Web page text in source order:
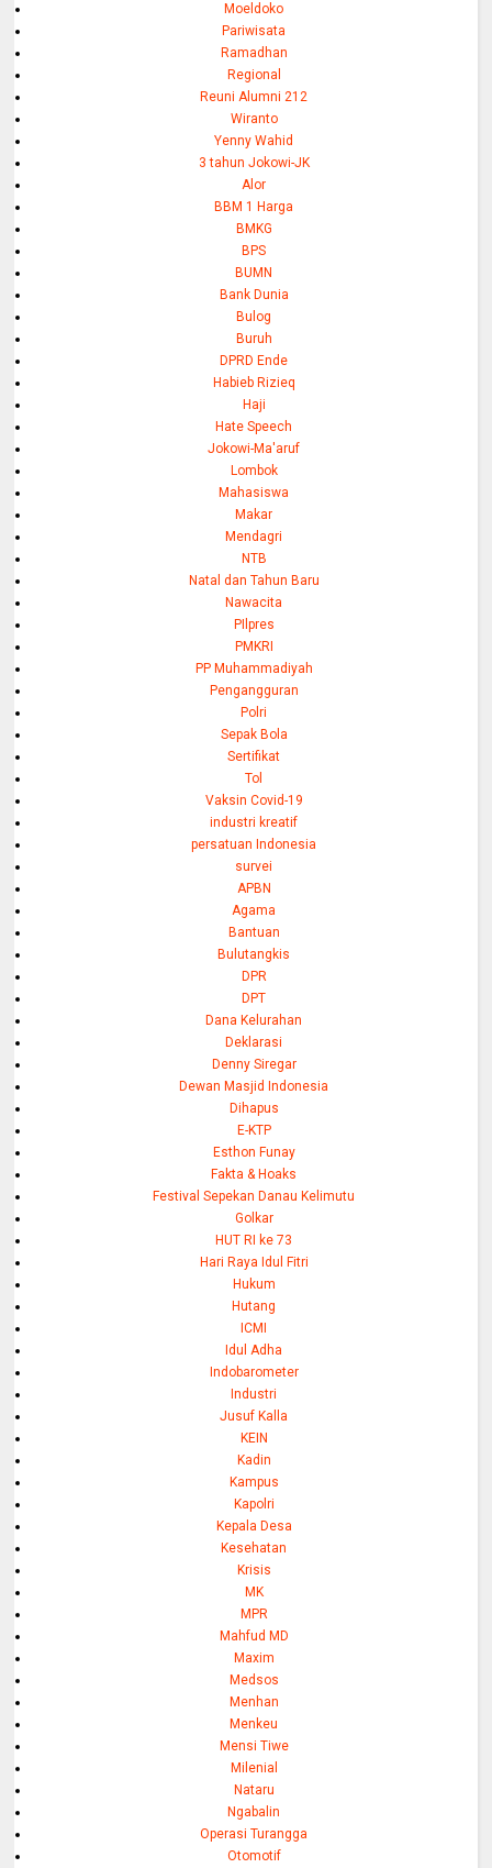
Moeldoko
Pariwisata
Ramadhan
Regional
Reuni Alumni 212
Wiranto
Yenny Wahid
3 tahun Jokowi-JK
Alor
BBM 1 Harga
BMKG
BPS
BUMN
Bank Dunia
Bulog
Buruh
DPRD Ende
Habieb Rizieq
Haji
Hate Speech
Jokowi-Ma'aruf
Lombok
Mahasiswa
Makar
Mendagri
NTB
Natal dan Tahun Baru
Nawacita
PIlpres
PMKRI
PP Muhammadiyah
Pengangguran
Polri
Sepak Bola
Sertifikat
Tol
Vaksin Covid-19
industri kreatif
persatuan Indonesia
survei
APBN
Agama
Bantuan
Bulutangkis
DPR
DPT
Dana Kelurahan
Deklarasi
Denny Siregar
Dewan Masjid Indonesia
Dihapus
E-KTP
Esthon Funay
Fakta & Hoaks
Festival Sepekan Danau Kelimutu
Golkar
HUT RI ke 73
Hari Raya Idul Fitri
Hukum
Hutang
ICMI
Idul Adha
Indobarometer
Industri
Jusuf Kalla
KEIN
Kadin
Kampus
Kapolri
Kepala Desa
Kesehatan
Krisis
MK
MPR
Mahfud MD
Maxim
Medsos
Menhan
Menkeu
Mensi Tiwe
Milenial
Nataru
Ngabalin
Operasi Turangga
Otomotif